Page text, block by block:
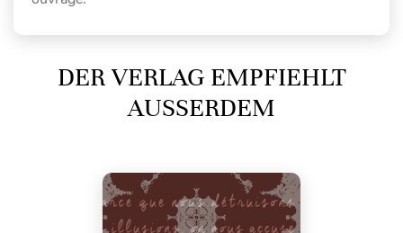
DER VERLAG EMPFIEHLT
AUSSERDEM